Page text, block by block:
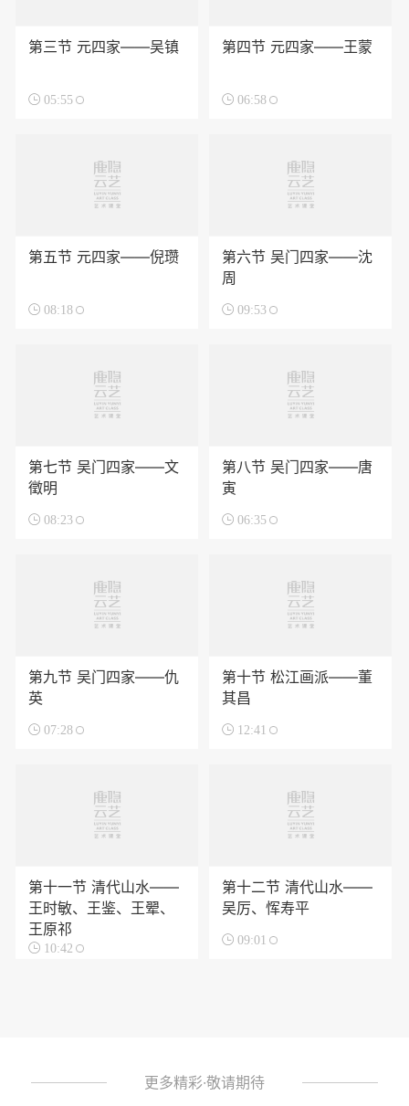
第三节 元四家——吴镇
 05:55
第四节 元四家——王蒙
 06:58
第五节 元四家——倪瓒
 08:18
第六节 吴门四家——沈
周
 09:53
第七节 吴门四家——文
徵明
 08:23
第八节 吴门四家——唐
寅
 06:35
第九节 吴门四家——仇
英
 07:28
第十节 松江画派——董
其昌
 12:41
第十一节 清代山水——
王时敏、王鉴、王翚、
王原祁
 10:42
第十二节 清代山水——
吴厉、恽寿平
 09:01
更多精彩·敬请期待